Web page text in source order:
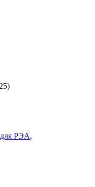
РЭА,